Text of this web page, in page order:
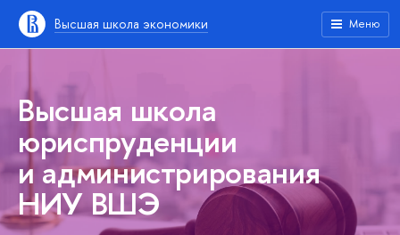
Высшая школа экономики Меню
Высшая школа
юриспруденции
и администрирования
НИУ ВШЭ